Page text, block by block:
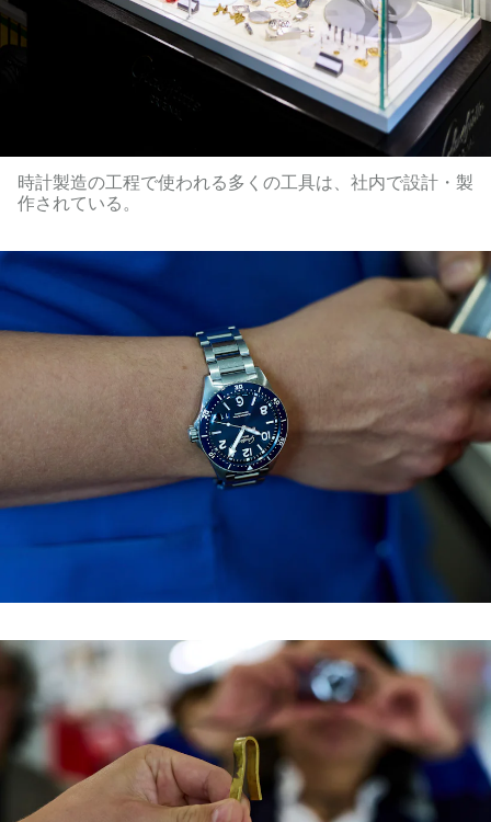
時計製造の工程で使われる多くの工具は、社内で設計・製
作されている。